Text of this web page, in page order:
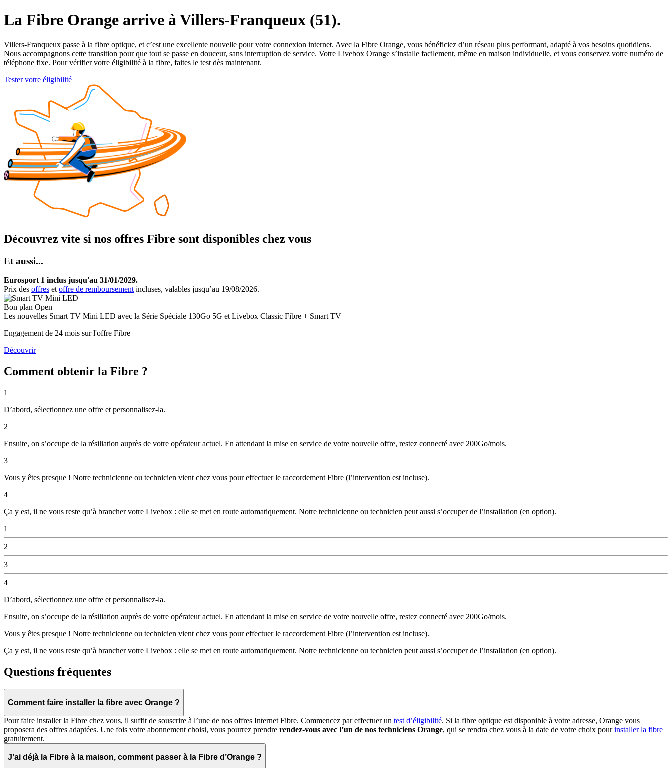
La Fibre Orange arrive à Villers-Franqueux (51).
Villers-Franqueux passe à la fibre optique, et c’est une excellente nouvelle pour votre connexion internet. Avec la Fibre Orange, vous bénéficiez d’un réseau plus performant, adapté à vos besoins quotidiens.
Nous accompagnons cette transition pour que tout se passe en douceur, sans interruption de service. Votre Livebox Orange s’installe facilement, même en maison individuelle, et vous conservez votre numéro de
téléphone fixe. Pour vérifier votre éligibilité à la fibre, faites le test dès maintenant.
Tester votre éligibilité
Découvrez vite si nos offres Fibre sont disponibles chez vous
Et aussi...
Eurosport 1 inclus jusqu'au 31/01/2029.
Prix des offres etoffre de remboursementincluses, valables jusqu’au 19/08/2026.
Bon plan Open
Les nouvelles Smart TV Mini LED avec la Série Spéciale 130Go 5G et Livebox Classic Fibre + Smart TV
Engagement de 24 mois sur l'offre Fibre
Découvrir
Comment obtenir la Fibre ?
1
D’abord, sélectionnez une offre et personnalisez-la.
2
Ensuite, on s’occupe de la résiliation auprès de votre opérateur actuel. En attendant la mise en service de votre nouvelle offre, restez connecté avec 200Go/mois.
3
Vous y êtes presque ! Notre technicienne ou technicien vient chez vous pour effectuer le raccordement Fibre (l’intervention est incluse).
4
Ça y est, il ne vous reste qu’à brancher votre Livebox : elle se met en route automatiquement. Notre technicienne ou technicien peut aussi s’occuper de l’installation (en option).
1
2
3
4
D’abord, sélectionnez une offre et personnalisez-la.
Ensuite, on s’occupe de la résiliation auprès de votre opérateur actuel. En attendant la mise en service de votre nouvelle offre, restez connecté avec 200Go/mois.
Vous y êtes presque ! Notre technicienne ou technicien vient chez vous pour effectuer le raccordement Fibre (l’intervention est incluse).
Ça y est, il ne vous reste qu’à brancher votre Livebox : elle se met en route automatiquement. Notre technicienne ou technicien peut aussi s’occuper de l’installation (en option).
Questions fréquentes
Comment faire installer la fibre avec Orange ?
Pour faire installer la Fibre chez vous, il suffit de souscrire à l’une de nos offres Internet Fibre. Commencez par effectuer un test d’éligibilité. Si la fibre optique est disponible à votre adresse, Orange vous
proposera des offres adaptées. Une fois votre abonnement choisi, vous pourrez prendre rendez-vous avec l’un de nos techniciens Orange, qui se rendra chez vous à la date de votre choix pourinstaller la fibre
gratuitement.
J’ai déjà la Fibre à la maison, comment passer à la Fibre d’Orange ?